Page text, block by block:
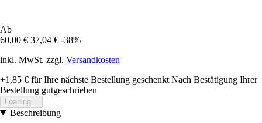
Ab
60,00 € 37,04 € -38%
inkl. MwSt. zzgl. Versandkosten
+1,85 € für Ihre nächste Bestellung geschenkt Nach Bestätigung Ihrer
Bestellung gutgeschrieben
Loading...
Beschreibung